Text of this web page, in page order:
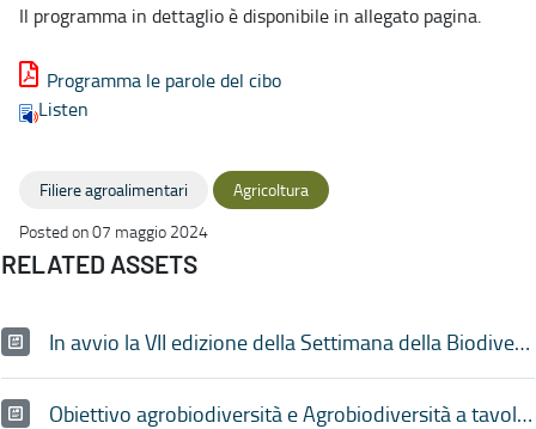
Il programma in dettaglio è disponibile in allegato pagina.
Programma le parole del cibo
Listen
Filiere agroalimentari
Agricoltura
Posted on 07 maggio 2024
RELATED ASSETS
In avvio la VII edizione della Settimana della Biodiversità Pugliese, tra sapori, parole e racconti
Obiettivo agrobiodiversità e Agrobiodiversità a tavola: le modalità di partecipazione ai contest della Settimana della Biodiversità